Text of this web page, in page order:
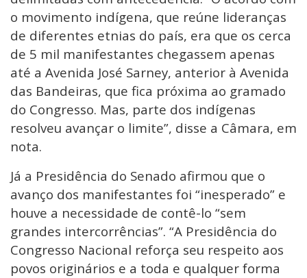
o movimento indígena, que reúne lideranças
de diferentes etnias do país, era que os cerca
de 5 mil manifestantes chegassem apenas
até a Avenida José Sarney, anterior à Avenida
das Bandeiras, que fica próxima ao gramado
do Congresso. Mas, parte dos indígenas
resolveu avançar o limite”, disse a Câmara, em
nota.
Já a Presidência do Senado afirmou que o
avanço dos manifestantes foi “inesperado” e
houve a necessidade de contê-lo “sem
grandes intercorrências”. “A Presidência do
Congresso Nacional reforça seu respeito aos
povos originários e a toda e qualquer forma